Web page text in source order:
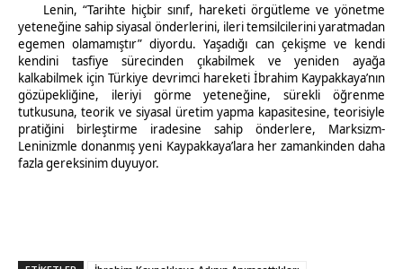
Lenin, “Tarihte hiçbir sınıf, hareketi örgütleme ve yönetme
yeteneğine sahip siyasal önderlerini, ileri temsilcilerini yaratmadan
egemen olamamıştır” diyordu. Yaşadığı can çekişme ve kendi
kendini tasfiye sürecinden çıkabilmek ve yeniden ayağa
kalkabilmek için Türkiye devrimci hareketi İbrahim Kaypakkaya’nın
gözüpekliğine, ileriyi görme yeteneğine, sürekli öğrenme
tutkusuna, teorik ve siyasal üretim yapma kapasitesine, teorisiyle
pratiğini birleştirme iradesine sahip önderlere, Marksizm-
Leninizmle donanmış yeni Kaypakkaya’lara her zamankinden daha
fazla gereksinim duyuyor.